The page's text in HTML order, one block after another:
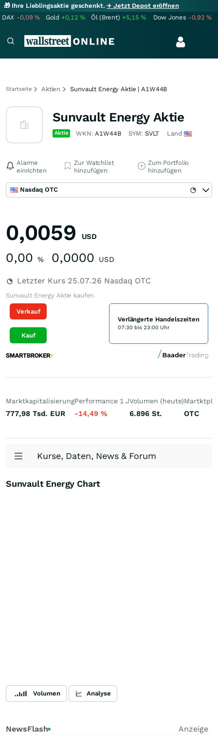
🎁 Ihre Lieblingsaktie geschenkt.→ Jetzt Depot eröffnen
DAX -0,09% Gold +0,12% Öl (Brent) +5,15% Dow Jones -0,92%
Startseite Aktien Sunvault Energy Aktie | A1W44B
Sunvault Energy Aktie
Aktie WKN:A1W44B SYM: SVLT Land
Alarme
einrichten
Zur Watchlist
hinzufügen
Zum Portfolio
hinzufügen
Nasdaq OTC
0,0059 USD
0,00 % 0,0000 USD
Letzter Kurs 25.07.26 Nasdaq OTC
Sunvault Energy Aktie kaufen
Verkauf
Kauf
Verlängerte Handelszeiten
07:30 bis 23:00 Uhr
Marktkapitalisierung
777,98 Tsd. EUR
Performance 1 J
-14,49 %
Volumen (heute)
6.896 St. OTC
Kurse, Daten, News & Forum
Sunvault Energy Chart
Volumen Analyse
NewsFlash
Anzeige